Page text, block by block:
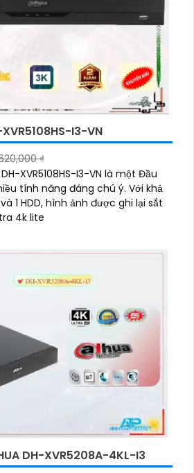
I3-VN
₫
XVR5108HS-I3-VN là một Đầu
năng đáng chú ý. Với khả
1 HDD, hình ảnh được ghi lại sắt
4k lite
DH-XVR5208A-4KL-I3